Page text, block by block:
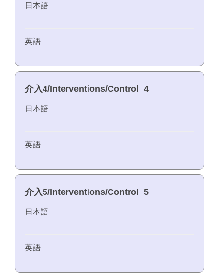
日本語
英語
介入4/Interventions/Control_4
日本語
英語
介入5/Interventions/Control_5
日本語
英語